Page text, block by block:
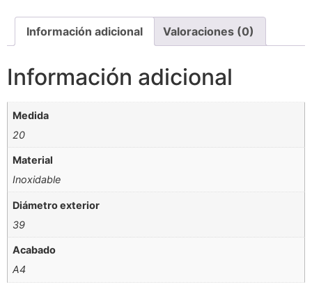
Información adicional Valoraciones (0)
Información adicional
Medida
20
Material
Inoxidable
Diámetro exterior
39
Acabado
A4